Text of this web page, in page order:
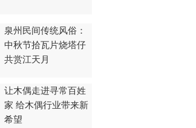
泉州民间传统风俗：
中秋节拾瓦片烧塔仔
共赏江天月
让木偶走进寻常百姓
家 给木偶行业带来新
希望